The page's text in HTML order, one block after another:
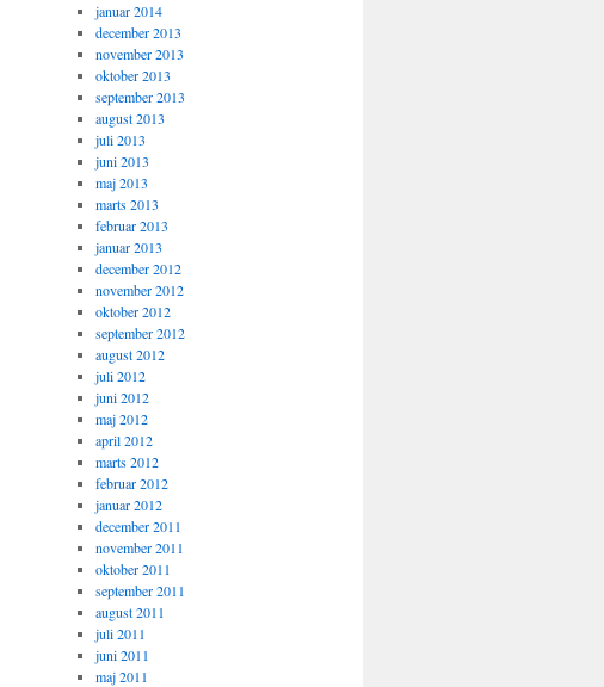
januar 2014
december 2013
november 2013
oktober 2013
september 2013
august 2013
juli 2013
juni 2013
maj 2013
marts 2013
februar 2013
januar 2013
december 2012
november 2012
oktober 2012
september 2012
august 2012
juli 2012
juni 2012
maj 2012
april 2012
marts 2012
februar 2012
januar 2012
december 2011
november 2011
oktober 2011
september 2011
august 2011
juli 2011
juni 2011
maj 2011